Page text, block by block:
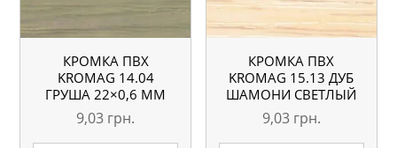
КРОМКА ПВХ
KROMAG 14.04
ГРУША 22×0,6 ММ
9,03 грн.
КРОМКА ПВХ
KROMAG 15.13 ДУБ
ШАМОНИ СВЕТЛЫЙ
22×0,6 ММ
9,03 грн.